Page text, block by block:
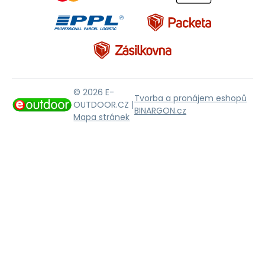
© 2026 E-
OUTDOOR.CZ |
Mapa stránek
Tvorba a pronájem eshopů
BINARGON.cz